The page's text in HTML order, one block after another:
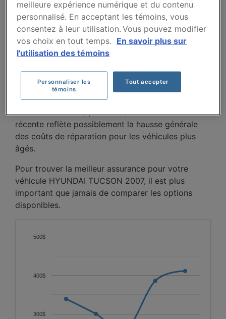
TUCSON 2007 AU FIL
DES 5 DERNIÈRES
ANNÉES.
Entre 2022 et 2026, les primes pour le Hyundai
Tucson 2007 fluctuent, passant de 339 $ à un
creux de 259 $ en 2024, avant de remonter
fortement à 386 $ puis 412 $. Cette remontée
récente reflète possiblement la hausse générale
des coûts de réparation pour les véhicules plus
âgés.
Pour trouver la meilleur assurance pour votre
véhicule HYUNDAI TUCSON 2007, il est plus
important que jamais de comparer les options
disponibles.
300$
400$
500$
meilleure expérience numérique et du contenu
personnalisé. En acceptant les témoins, vous
consentez à leur utilisation. Vous pouvez modifier
vos choix en tout temps. En savoir plus sur
l'utilisation des témoins
Personnaliser les
témoins
Tout accepter